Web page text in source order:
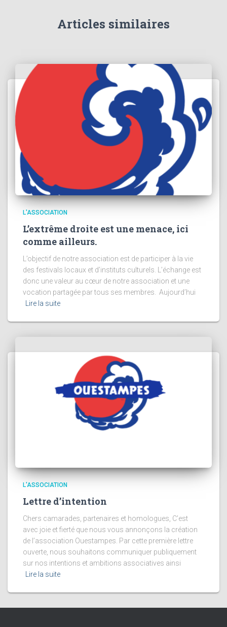
Articles similaires
L'ASSOCIATION
L’extrême droite est une menace, ici
comme ailleurs.
L’objectif de notre association est de participer à la vie
des festivals locaux et d’instituts culturels. L’échange est
donc une valeur au cœur de notre association et une
vocation partagée par tous ses membres. Aujourd’hui
Lire la suite
L'ASSOCIATION
Lettre d’intention
Chers camarades, partenaires et homologues, C’est
avec joie et fierté que nous vous annonçons la création
de l’association Ouestampes. Par cette première lettre
ouverte, nous souhaitons communiquer publiquement
sur nos intentions et ambitions associatives ainsi
Lire la suite